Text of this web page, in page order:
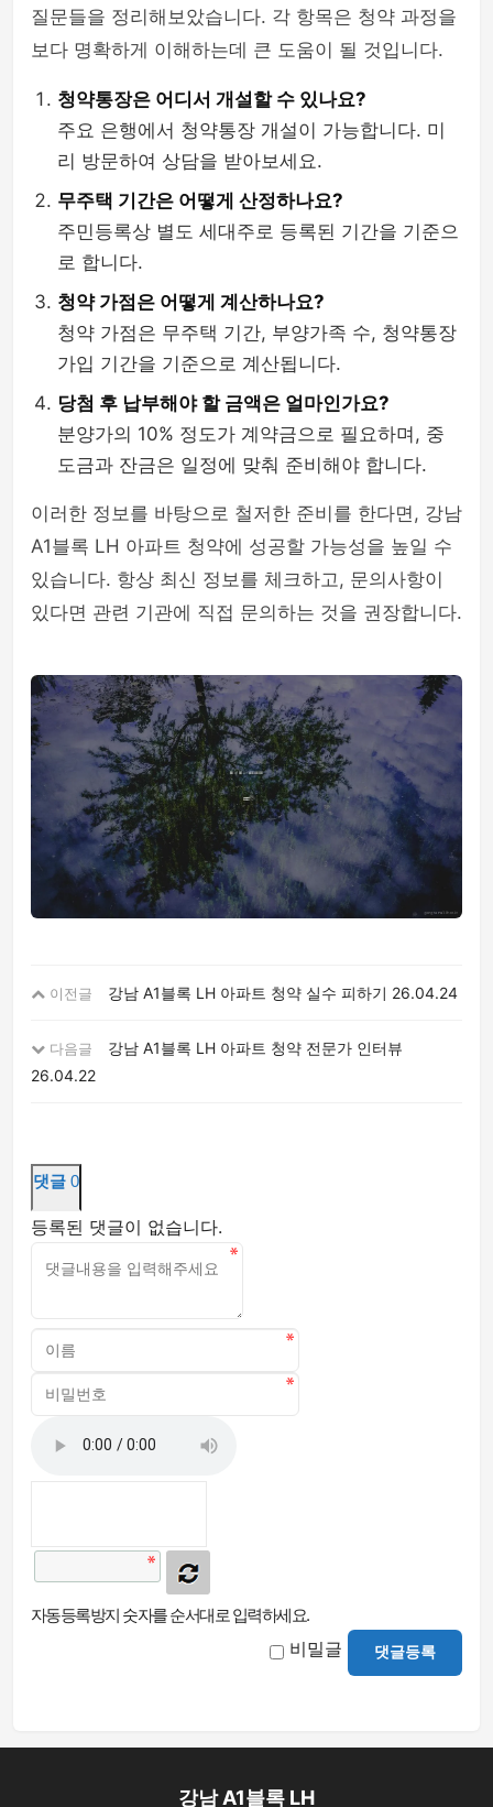
질문들을 정리해보았습니다. 각 항목은 청약 과정을
보다 명확하게 이해하는데 큰 도움이 될 것입니다.
청약통장은 어디서 개설할 수 있나요?
주요 은행에서 청약통장 개설이 가능합니다. 미
리 방문하여 상담을 받아보세요.
무주택 기간은 어떻게 산정하나요?
주민등록상 별도 세대주로 등록된 기간을 기준으
로 합니다.
청약 가점은 어떻게 계산하나요?
청약 가점은 무주택 기간, 부양가족 수, 청약통장
가입 기간을 기준으로 계산됩니다.
당첨 후 납부해야 할 금액은 얼마인가요?
분양가의 10% 정도가 계약금으로 필요하며, 중
도금과 잔금은 일정에 맞춰 준비해야 합니다.
이러한 정보를 바탕으로 철저한 준비를 한다면, 강남
A1블록 LH 아파트 청약에 성공할 가능성을 높일 수
있습니다. 항상 최신 정보를 체크하고, 문의사항이
있다면 관련 기관에 직접 문의하는 것을 권장합니다.
이전글 강남 A1블록 LH 아파트 청약 실수 피하기 26.04.24
다음글
강남 A1블록 LH 아파트 청약 전문가 인터뷰
26.04.22
댓글 0
등록된 댓글이 없습니다.
자동등록방지 숫자를 순서대로 입력하세요.
비밀글 댓글등록
강남 A1블록 LH